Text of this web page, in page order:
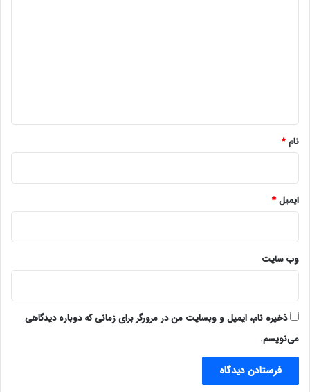
نام*
ایمیل*
وب‌ سایت
ذخیره نام، ایمیل و وبسایت من در مرورگر برای زمانی که دوباره دیدگاهی
می‌نویسم.